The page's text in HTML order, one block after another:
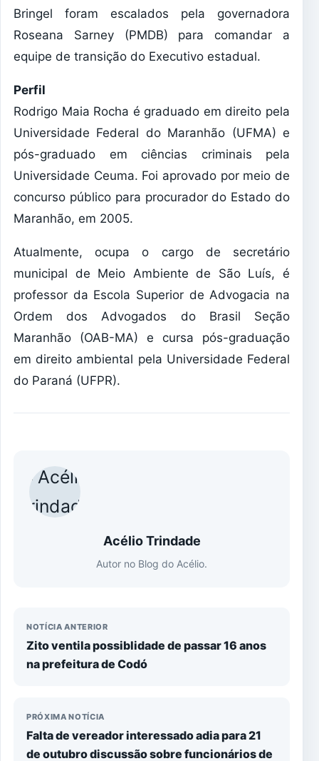
Bringel foram escalados pela governadora
Roseana Sarney (PMDB) para comandar a
equipe de transição do Executivo estadual.
Perfil
Rodrigo Maia Rocha é graduado em direito pela
Universidade Federal do Maranhão (UFMA) e
pós-graduado em ciências criminais pela
Universidade Ceuma. Foi aprovado por meio de
concurso público para procurador do Estado do
Maranhão, em 2005.
Atualmente, ocupa o cargo de secretário
municipal de Meio Ambiente de São Luís, é
professor da Escola Superior de Advogacia na
Ordem dos Advogados do Brasil Seção
Maranhão (OAB-MA) e cursa pós-graduação
em direito ambiental pela Universidade Federal
do Paraná (UFPR).
Acélio Trindade
Autor no Blog do Acélio.
NOTÍCIA ANTERIOR
Zito ventila possiblidade de passar 16 anos
na prefeitura de Codó
PRÓXIMA NOTÍCIA
Falta de vereador interessado adia para 21
de outubro discussão sobre funcionários de